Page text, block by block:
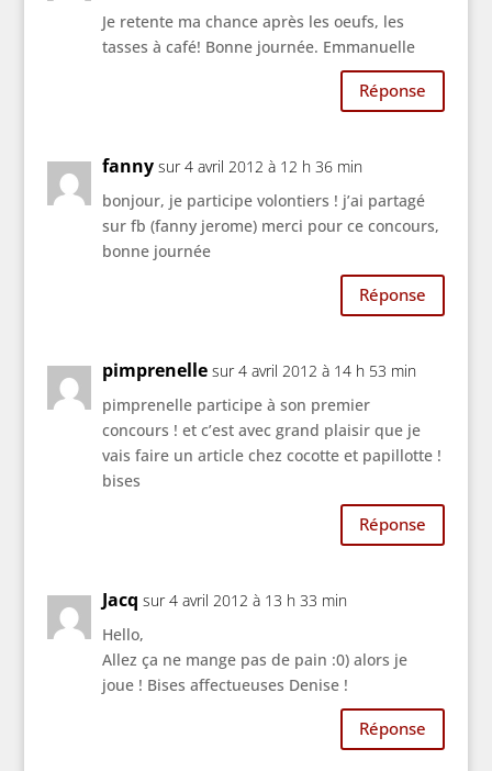
Je retente ma chance après les oeufs, les
tasses à café! Bonne journée. Emmanuelle
Réponse
fanny sur 4 avril 2012 à 12 h 36 min
bonjour, je participe volontiers ! j’ai partagé
sur fb (fanny jerome) merci pour ce concours,
bonne journée
Réponse
pimprenelle sur 4 avril 2012 à 14 h 53 min
pimprenelle participe à son premier
concours ! et c’est avec grand plaisir que je
vais faire un article chez cocotte et papillotte !
bises
Réponse
Jacq sur 4 avril 2012 à 13 h 33 min
Hello,
Allez ça ne mange pas de pain :0) alors je
joue ! Bises affectueuses Denise !
Réponse